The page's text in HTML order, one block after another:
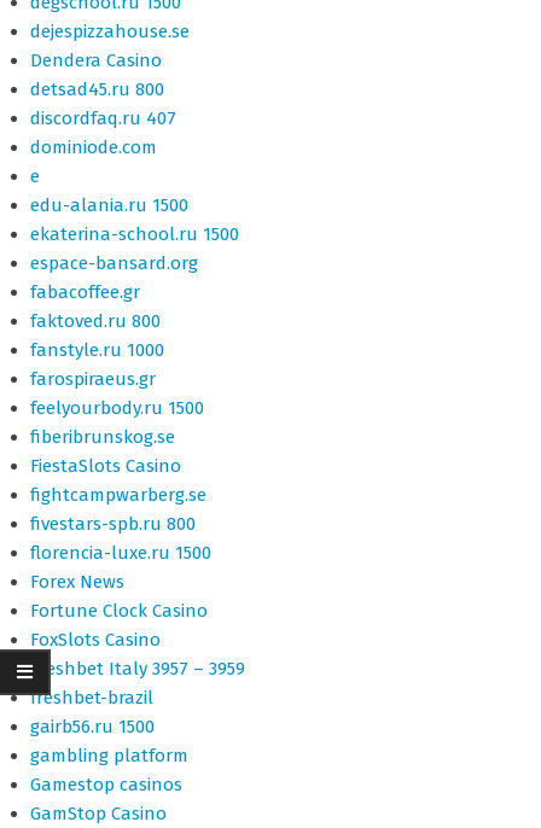
dejespizzahouse.se
Dendera Casino
detsad45.ru 800
discordfaq.ru 407
dominiode.com
e
edu-alania.ru 1500
ekaterina-school.ru 1500
espace-bansard.org
fabacoffee.gr
faktoved.ru 800
fanstyle.ru 1000
farospiraeus.gr
feelyourbody.ru 1500
fiberibrunskog.se
FiestaSlots Casino
fightcampwarberg.se
fivestars-spb.ru 800
florencia-luxe.ru 1500
Forex News
Fortune Clock Casino
FoxSlots Casino
Freshbet Italy 3957 – 3959
freshbet-brazil
gairb56.ru 1500
gambling platform
Gamestop casinos
GamStop Casino